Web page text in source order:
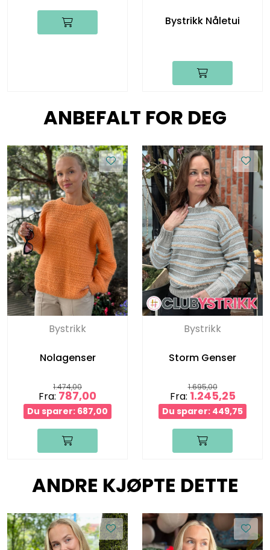
Bystrikk Nåletui
ANBEFALT FOR DEG
Bystrikk
Nolagenser
1.474,00
Fra: 787,00
Du sparer: 687,00
Bystrikk
Storm Genser
1.695,00
Fra: 1.245,25
Du sparer: 449,75
ANDRE KJØPTE DETTE